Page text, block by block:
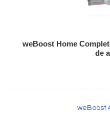
weBoost Home
de
weBoost